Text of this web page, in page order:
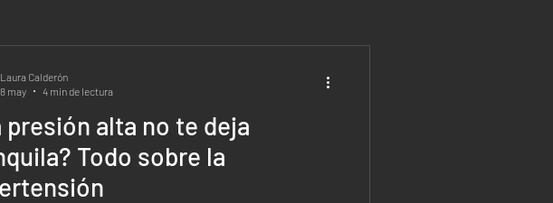
presión alta no te deja
Todo sobre la
Laura Calderón
8 may
4 min de lectura